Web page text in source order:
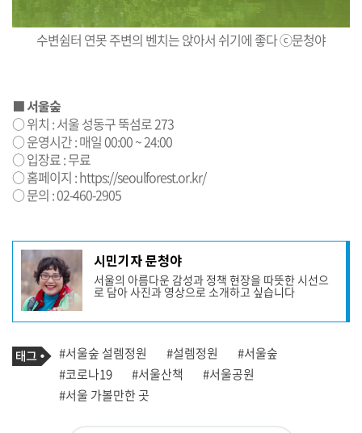
수변쉼터 연못 주변의 벤치는 앉아서 쉬기에 좋다 ⓒ문청야
■ 서울숲
○ 위치 : 서울 성동구 뚝섬로 273
○ 운영시간 : 매일 00:00 ~ 24:00
○ 입장료 : 무료
○ 홈페이지 :https://seoulforest.or.kr/
○ 문의 : 02-460-2905
기
사
작
성
자
프
필
시민기자 문청야
서울의 아름다운 감성과 정책 현장을 따뜻한 시선으
로 담아 사진과 영상으로 소개하고 싶습니다
기
사
관
련
태
태
그
#서울숲 설렘정원 #설렘정원
#서울숲
#코로나19
#서울산책
#서울공원
#서울 가볼만한 곳